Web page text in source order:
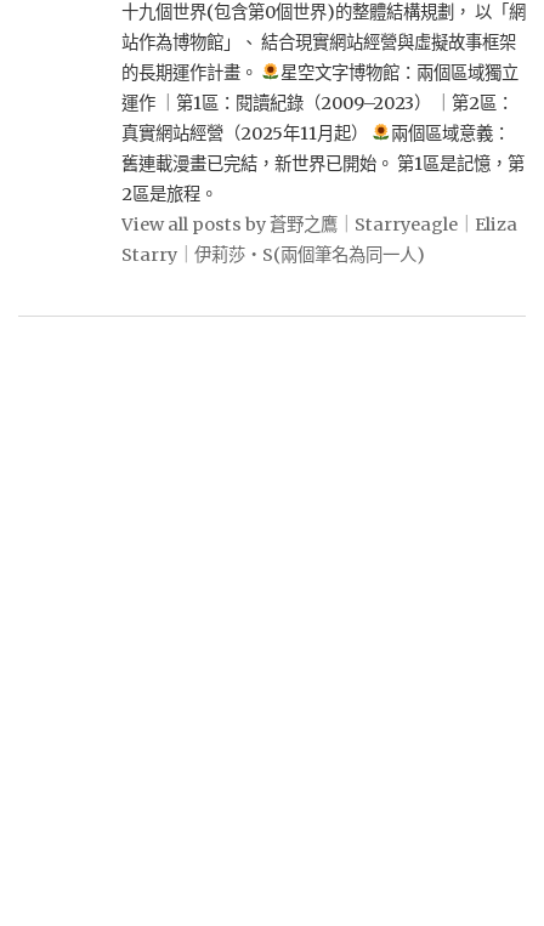
十九個世界(包含第0個世界)的整體結構規劃， 以「網
站作為博物館」、 結合現實網站經營與虛擬故事框架
的長期運作計畫。
星空文字博物館：兩個區域獨立
運作 ｜第1區：閱讀紀錄（2009–2023） ｜第2區：
真實網站經營（2025年11月起）
兩個區域意義：
舊連載漫畫已完結，新世界已開始。 第1區是記憶，第
2區是旅程。
View all posts by 蒼野之鷹｜Starryeagle｜Eliza
Starry｜伊莉莎・S(兩個筆名為同一人)